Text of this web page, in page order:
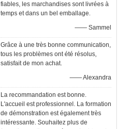
fiables, les marchandises sont livrées à
temps et dans un bel emballage.
—— Sammel
Grâce à une très bonne communication,
tous les problèmes ont été résolus,
satisfait de mon achat.
—— Alexandra
La recommandation est bonne.
L'accueil est professionnel. La formation
de démonstration est également très
intéressante. Souhaitez plus de